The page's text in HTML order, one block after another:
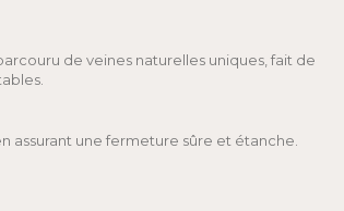
de veines naturelles uniques, fait de
une fermeture sûre et étanche.